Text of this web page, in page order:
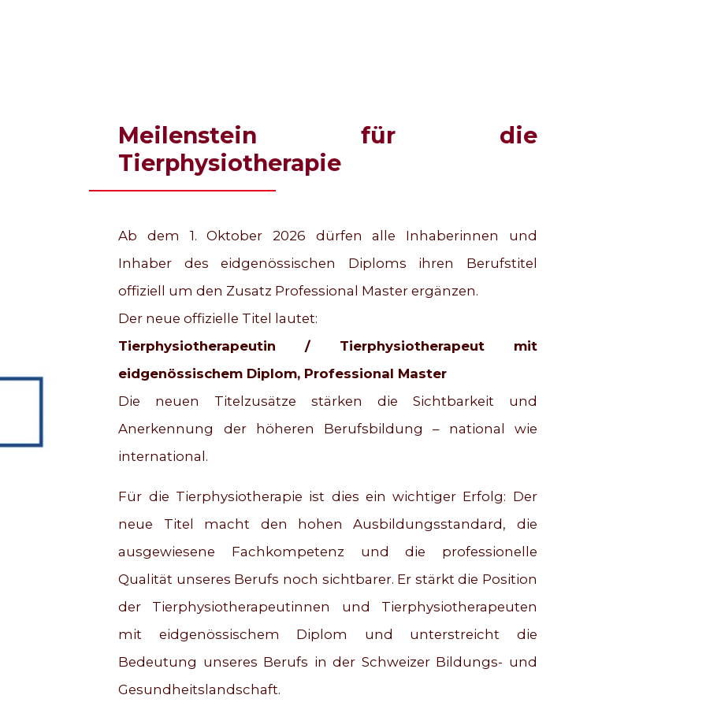
Meilenstein für die
Tierphysiotherapie
Ab dem 1. Oktober 2026 dürfen alle Inhaberinnen und
Inhaber des eidgenössischen Diploms ihren Berufstitel
offiziell um den Zusatz Professional Master ergänzen.
Der neue offizielle Titel lautet:
Tierphysiotherapeutin / Tierphysiotherapeut mit
eidgenössischem Diplom, Professional Master
Die neuen Titelzusätze stärken die Sichtbarkeit und
Anerkennung der höheren Berufsbildung – national wie
international.
Für die Tierphysiotherapie ist dies ein wichtiger Erfolg: Der
neue Titel macht den hohen Ausbildungsstandard, die
ausgewiesene Fachkompetenz und die professionelle
Qualität unseres Berufs noch sichtbarer. Er stärkt die Position
der Tierphysiotherapeutinnen und Tierphysiotherapeuten
mit eidgenössischem Diplom und unterstreicht die
Bedeutung unseres Berufs in der Schweizer Bildungs- und
Gesundheitslandschaft.